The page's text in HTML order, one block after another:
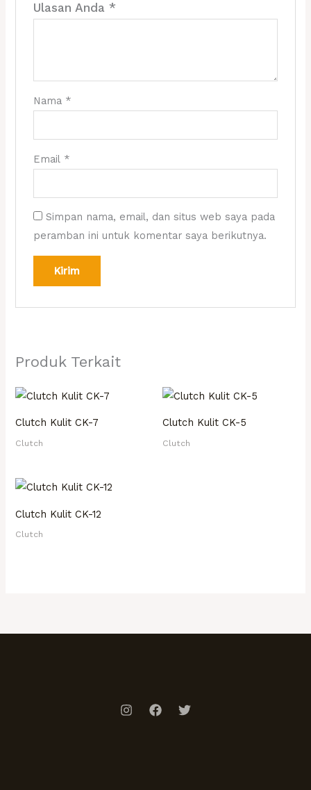
Ulasan Anda *
Nama *
Email *
Simpan nama, email, dan situs web saya pada
peramban ini untuk komentar saya berikutnya.
Produk Terkait
Clutch Kulit CK-7
Clutch
Clutch Kulit CK-5
Clutch
Clutch Kulit CK-12
Clutch